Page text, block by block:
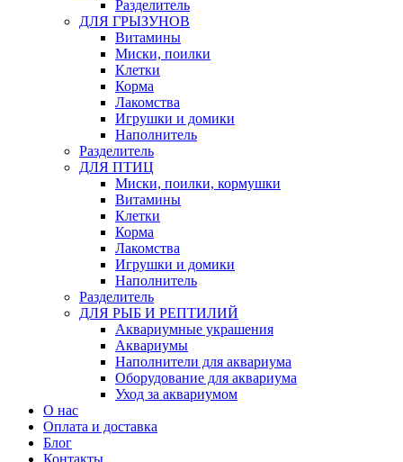
Разделитель
ДЛЯ ГРЫЗУНОВ
Витамины
Миски, поилки
Клетки
Корма
Лакомства
Игрушки и домики
Наполнитель
Разделитель
ДЛЯ ПТИЦ
Миски, поилки, кормушки
Витамины
Клетки
Корма
Лакомства
Игрушки и домики
Наполнитель
Разделитель
ДЛЯ РЫБ И РЕПТИЛИЙ
Аквариумные украшения
Аквариумы
Наполнители для аквариума
Оборудование для аквариума
Уход за аквариумом
О нас
Оплата и доставка
Блог
Контакты